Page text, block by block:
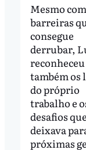
Mesmo
barreiras
consegue
derrubar,
reconheceu
também os
do próprio
trabalho e
desafios que
deixava
próximas